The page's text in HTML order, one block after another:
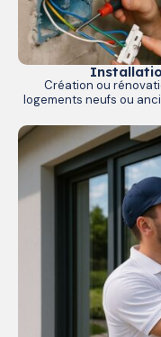
Création ou
logements neufs ou